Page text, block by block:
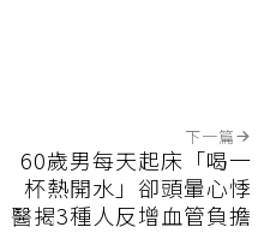
下一篇
60歲男每天起床「喝一
杯熱開水」卻頭暈心悸
醫揭3種人反增血管負擔